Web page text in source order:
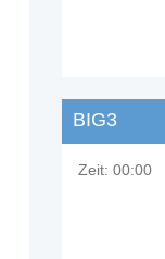
BIG3
Zeit: 00:00